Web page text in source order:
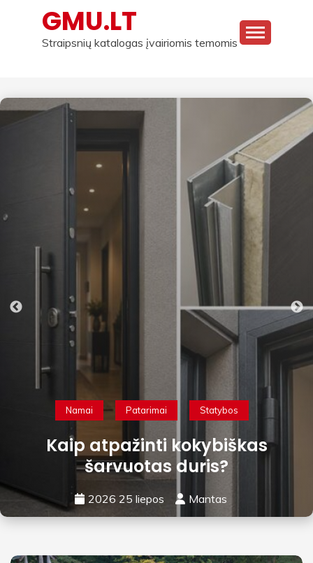
GMU.LT
Straipsnių katalogas įvairiomis temomis
Namai Patarimai Statybos
Kaip atpažinti kokybiškas
šarvuotas duris?
2026 25 liepos Mantas